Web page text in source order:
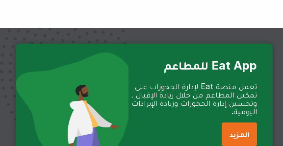
Eat App للمطاعم
تعمل منصة Eat لإدارة الحجوزات على
تمكين المطاعم من خلال زيادة الإقبال ،
وتحسين إدارة الحجوزات وزيادة الإيرادات
اليومية.
المزيد